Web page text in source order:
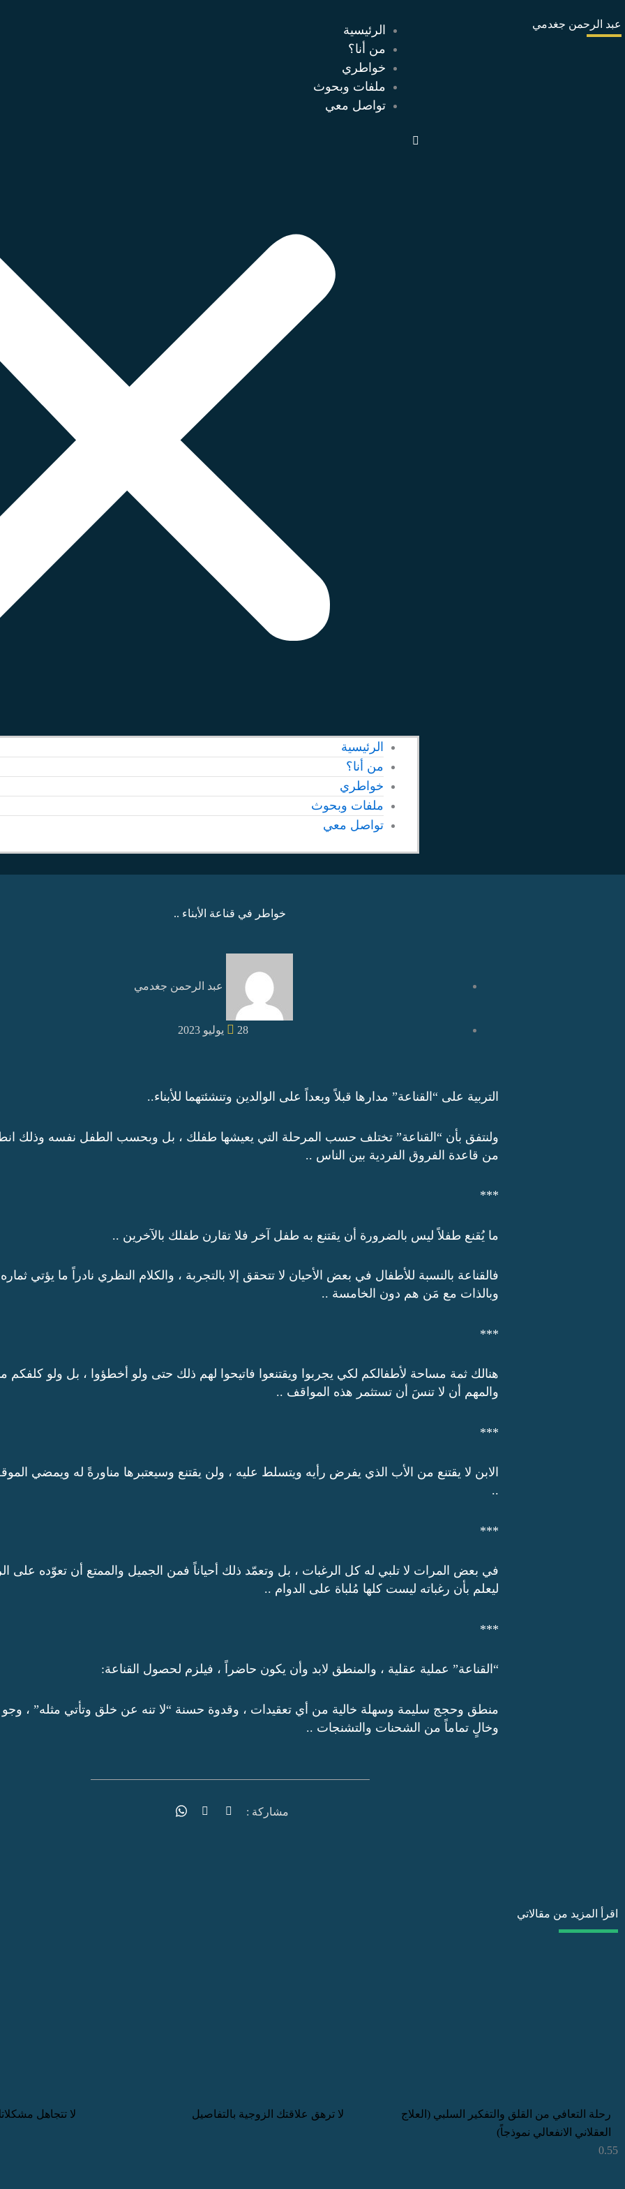
إلى
عبد الرحمن جغدمي
الرئيسية
من أنا؟
خواطري
ملفات وبحوث
تواصل معي
الرئيسية
من أنا؟
خواطري
ملفات وبحوث
تواصل معي
خواطر في قناعة الأبناء ..
عبد الرحمن جغدمي
28 يوليو 2023
التربية على “القناعة” مدارها قبلاً وبعداً على الوالدين وتنشئتهما للأبناء..
ولنتفق بأن “القناعة” تختلف حسب المرحلة التي يعيشها طفلك ، بل وبحسب الطفل نفسه وذلك
من قاعدة الفروق الفردية بين الناس ..
***
ما يُقنع طفلاً ليس بالضرورة أن يقتنع به طفل آخر فلا تقارن طفلك بالآخرين ..
فالقناعة بالنسبة للأطفال في بعض الأحيان لا تتحقق إلا بالتجربة ، والكلام النظري نادراً ما يؤتي ثماره
وبالذات مع مَن هم دون الخامسة ..
***
هنالك ثمة مساحة لأطفالكم لكي يجربوا ويقتنعوا فاتيحوا لهم ذلك حتى ولو أخطؤوا ، بل ولو كلفكم
والمهم أن لا تنسَ أن تستثمر هذه المواقف ..
***
الابن لا يقتنع من الأب الذي يفرض رأيه ويتسلط عليه ، ولن يقتنع وسيعتبرها مناورةً له ويمضي
..
***
في بعض المرات لا تلبي له كل الرغبات ، بل وتعمّد ذلك أحياناً فمن الجميل والممتع أن تعوّده على
ليعلم بأن رغباته ليست كلها مُلباة على الدوام ..
***
“القناعة” عملية عقلية ، والمنطق لابد وأن يكون حاضراً ، فيلزم لحصول القناعة:
منطق وحجج سليمة وسهلة خالية من أي تعقيدات ، وقدوة حسنة “لا تنه عن خلق وتأتي مثله” ،
وخالٍ تماماً من الشحنات والتشنجات ..
مشاركة :
اقرأ المزيد من مقالاتي
رحلة التعافي من القلق والتفكير السلبي (العلاج
العقلاني الانفعالي نموذجاً)
لا ترهق علاقتك الزوجية بالتفاصيل لا تتجاهل